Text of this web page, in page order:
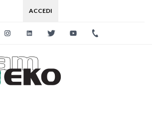
ACCEDI
FacebookInstagramLinkedinTwitter Youtube